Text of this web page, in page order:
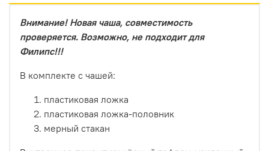
Внимание! Новая чаша, совместимость
проверяется. Возможно, не подходит для
Филипс!!!
В комплекте с чашей:
пластиковая ложка
пластиковая ложка-половник
мерный стакан